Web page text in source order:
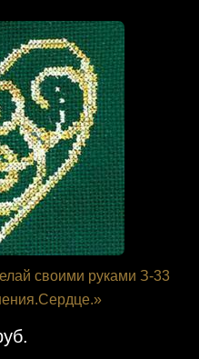
своими руками З-33